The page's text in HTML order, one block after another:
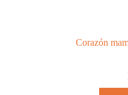
Corazón